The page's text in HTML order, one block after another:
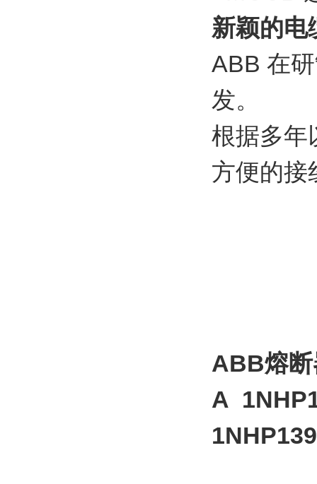
新颖的电
ABB 在
发。
根据多年
方便的接
ABB熔
A